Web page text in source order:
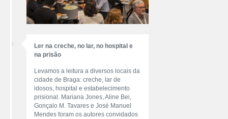
Ler na creche, no lar, no hospital e
na prisão
Levamos a leitura a diversos locais da
cidade de Braga: creche, lar de
idosos, hospital e estabelecimento
prisional. Mariana Jones, Aline Bei,
Gonçalo M. Tavares e José Manuel
Mendes foram os autores convidados